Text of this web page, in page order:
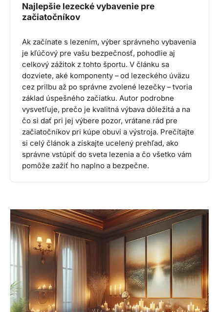
Najlepšie lezecké vybavenie pre
začiatočníkov
Ak začínate s lezením, výber správneho vybavenia
je kľúčový pre vašu bezpečnosť, pohodlie aj
celkový zážitok z tohto športu. V článku sa
dozviete, aké komponenty – od lezeckého úväzu
cez prilbu až po správne zvolené lezečky – tvoria
základ úspešného začiatku. Autor podrobne
vysvetľuje, prečo je kvalitná výbava dôležitá a na
čo si dať pri jej výbere pozor, vrátane rád pre
začiatočníkov pri kúpe obuvi a výstroja. Prečítajte
si celý článok a získajte ucelený prehľad, ako
správne vstúpiť do sveta lezenia a čo všetko vám
pomôže zažiť ho naplno a bezpečne.